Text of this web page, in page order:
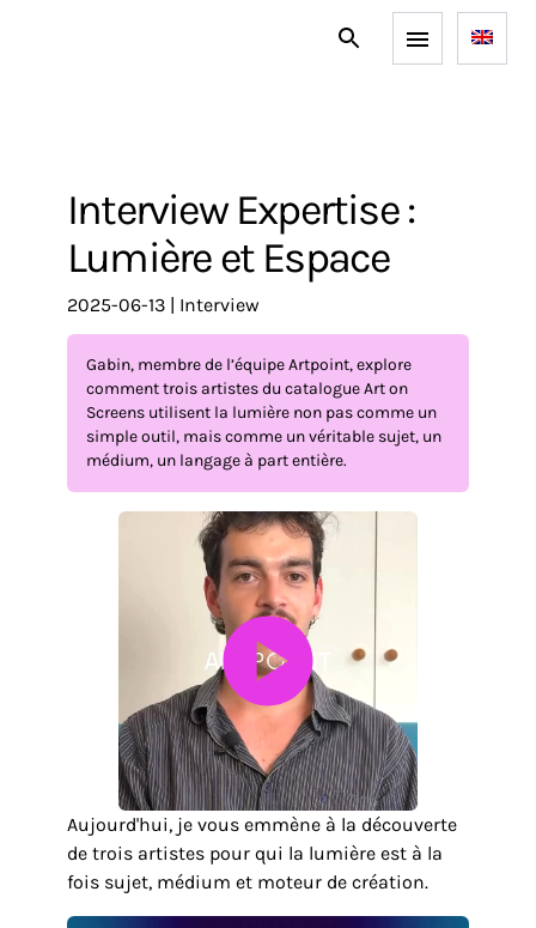
Interview Expertise :
Lumière et Espace
2025-06-13 | interview
Gabin, membre de l’équipe Artpoint, explore
comment trois artistes du catalogue Art on
Screens utilisent la lumière non pas comme un
simple outil, mais comme un véritable sujet, un
médium, un langage à part entière.
Aujourd'hui, je vous emmène à la découverte
de trois artistes pour qui la lumière est à la
fois sujet, médium et moteur de création.